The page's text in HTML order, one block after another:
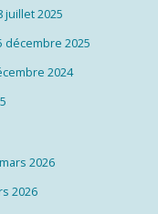
2025
2025
2024
2026
2026